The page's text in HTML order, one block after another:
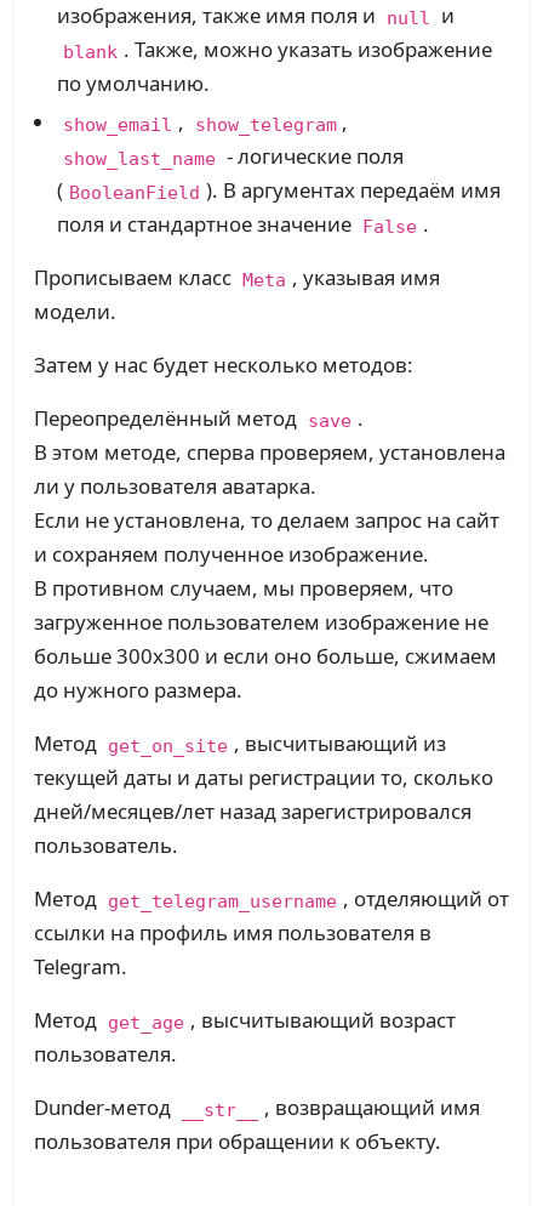
изображения, также имя поля и null и
blank . Также, можно указать изображение
по умолчанию.
show_email , show_telegram ,
show_last_name - логические поля
( BooleanField ). В аргументах передаём имя
поля и стандартное значение False .
Прописываем класс Meta , указывая имя
модели.
Затем у нас будет несколько методов:
Переопределённый метод save .
В этом методе, сперва проверяем, установлена
ли у пользователя аватарка.
Если не установлена, то делаем запрос на сайт
и сохраняем полученное изображение.
В противном случаем, мы проверяем, что
загруженное пользователем изображение не
больше 300х300 и если оно больше, сжимаем
до нужного размера.
Метод get_on_site , высчитывающий из
текущей даты и даты регистрации то, сколько
дней/месяцев/лет назад зарегистрировался
пользователь.
Метод get_telegram_username , отделяющий от
ссылки на профиль имя пользователя в
Telegram.
Метод get_age , высчитывающий возраст
пользователя.
Dunder-метод
__str__
, возвращающий имя
пользователя при обращении к объекту.